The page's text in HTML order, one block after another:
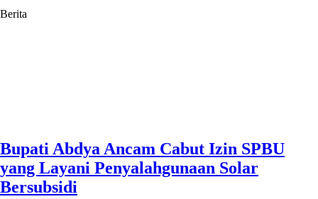
Berita
Bupati Abdya Ancam Cabut Izin SPBU
yang Layani Penyalahgunaan Solar
Bersubsidi